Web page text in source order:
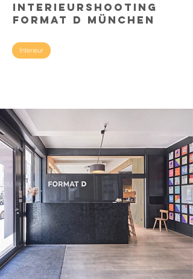
Interieurshooting
Format D München
Interieur